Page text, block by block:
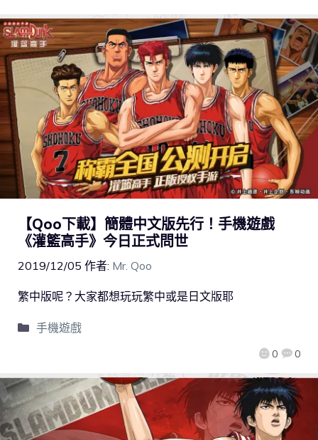
【Qoo下載】簡體中文版先行！手機遊戲
《灌籃高手》今日正式問世
2019/12/05 作者: Mr. Qoo
0 0
繁中版呢？大家都想玩玩繁中或是日文版耶
手機遊戲